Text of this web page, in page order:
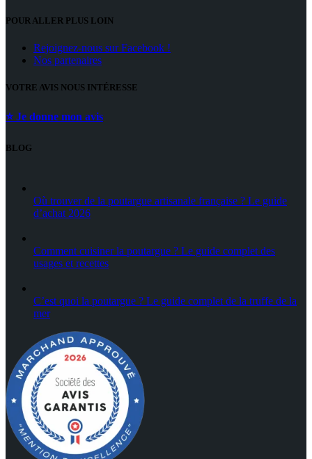
POUR ALLER PLUS LOIN
Rejoignez-nous sur Facebook !
Nos partenaires
VOTRE AVIS NOUS INTÉRESSE
⭐ Je donne mon avis
BLOG
Où trouver de la poutargue artisanale française ? Le guide
d’achat 2026
Comment cuisiner la poutargue ? Le guide complet des
usages et recettes
C’est quoi la poutargue ? Le guide complet de la truffe de la
mer